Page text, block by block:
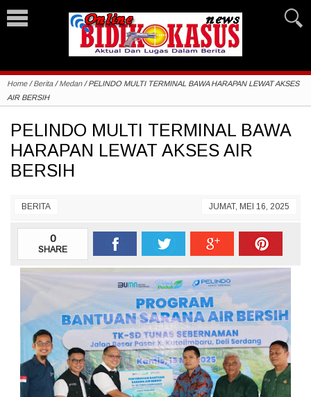
Home/Berita/Medan/PELINDO MULTI TERMINAL BAWA HARAPAN LEWAT AKSES
AIR BERSIH
PELINDO MULTI TERMINAL BAWA
HARAPAN LEWAT AKSES AIR
BERSIH
BERITA JUMAT, MEI 16, 2025
0
SHARE